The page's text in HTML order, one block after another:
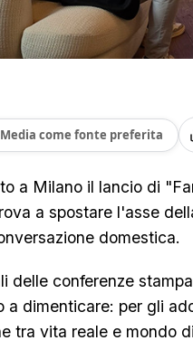
come fonte preferita
a Milano il lancio di
a spostare l'asse
domestica.
delle conferenze
a dimenticare: per gli
tra vita reale e mondo